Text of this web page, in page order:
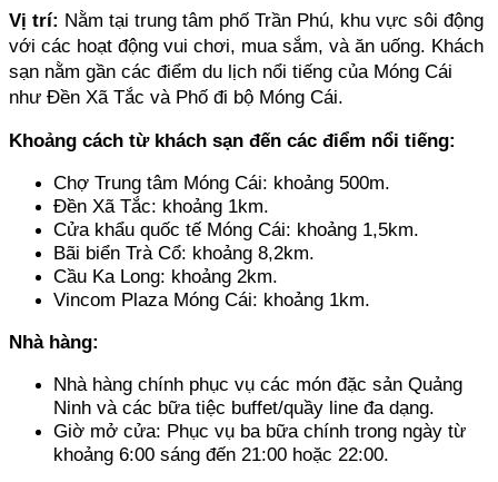
Vị trí: Nằm tại trung tâm phố Trần Phú, khu vực sôi động
với các hoạt động vui chơi, mua sắm, và ăn uống. Khách
sạn nằm gần các điểm du lịch nổi tiếng của Móng Cái
như Đền Xã Tắc và Phố đi bộ Móng Cái.
Khoảng cách từ khách sạn đến các điểm nổi tiếng:
Chợ Trung tâm Móng Cái: khoảng 500m.
Đền Xã Tắc: khoảng 1km.
Cửa khẩu quốc tế Móng Cái: khoảng 1,5km.
Bãi biển Trà Cổ: khoảng 8,2km.
Cầu Ka Long: khoảng 2km.
Vincom Plaza Móng Cái: khoảng 1km.
Nhà hàng:
Nhà hàng chính phục vụ các món đặc sản Quảng
Ninh và các bữa tiệc buffet/quầy line đa dạng.
Giờ mở cửa: Phục vụ ba bữa chính trong ngày từ
khoảng 6:00 sáng đến 21:00 hoặc 22:00.